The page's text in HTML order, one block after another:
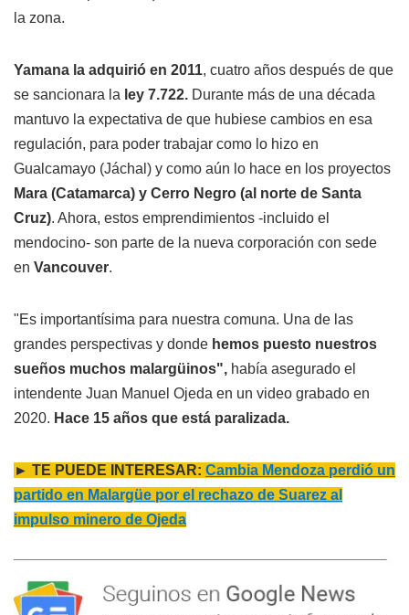
la zona.
Yamana la adquirió en 2011, cuatro años después de que
se sancionara la ley 7.722. Durante más de una década
mantuvo la expectativa de que hubiese cambios en esa
regulación, para poder trabajar como lo hizo en
Gualcamayo (Jáchal) y como aún lo hace en los proyectos
Mara (Catamarca) y Cerro Negro (al norte de Santa
Cruz). Ahora, estos emprendimientos -incluido el
mendocino- son parte de la nueva corporación con sede
en Vancouver.
"Es importantísima para nuestra comuna. Una de las
grandes perspectivas y donde hemos puesto nuestros
sueños muchos malargüinos", había asegurado el
intendente Juan Manuel Ojeda en un video grabado en
2020. Hace 15 años que está paralizada.
► TE PUEDE INTERESAR: Cambia Mendoza perdió un
partido en Malargüe por el rechazo de Suarez al
impulso minero de Ojeda